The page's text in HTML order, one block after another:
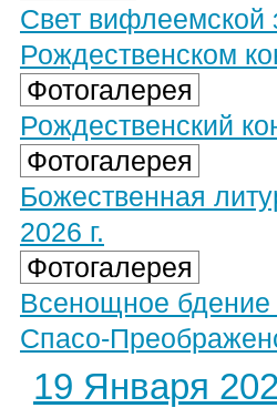
Свет вифлеемской
Рождественском
Фотогалерея
Рождественский
Фотогалерея
Божественная
2026 г.
Фотогалерея
Всенощное бдение
Спасо-
19 Января